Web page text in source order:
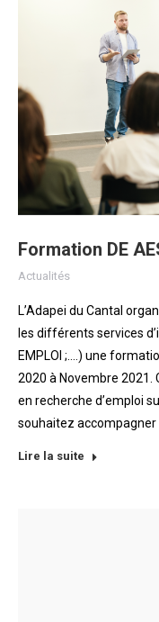
Formation DE
Actualités
L’Adapei du Cantal
les différents services
EMPLOI ;….) une
2020 à Novembre 2021.
en recherche d’emploi
souhaitez accompagner
Lire la suite